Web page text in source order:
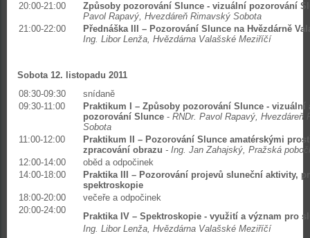
20:00-21:00
Způsoby pozorování Slunce - vizuální pozorování
Pavol Rapavý, Hvezdáreň Rimavský Sobota
21:00-22:00
Přednáška III – Pozorování Slunce na Hvězdárně
Ing. Libor Lenža, Hvězdárna Valašské Meziříčí
Sobota 12. listopadu 2011
08:30-09:30
snídaně
09:30-11:00
Praktikum I – Způsoby pozorování Slunce - vizuální
pozorování Slunce - RNDr. Pavol Rapavý, Hvezdáreň
Sobota
11:00-12:00
Praktikum II – Pozorování Slunce amatérskými
zpracování obrazu - Ing. Jan Zahajský, Pražská
12:00-14:00
oběd a odpočinek
14:00-18:00
Praktika III – Pozorování projevů sluneční aktivity,
spektroskopie
18:00-20:00
večeře a odpočinek
20:00-24:00
Praktika IV – Spektroskopie - využití a význam pro
Ing. Libor Lenža, Hvězdárna Valašské Meziříčí